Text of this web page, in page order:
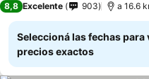
8,8 Excelente 903 a 16.6
Seleccioná las fechas para
precios exactos